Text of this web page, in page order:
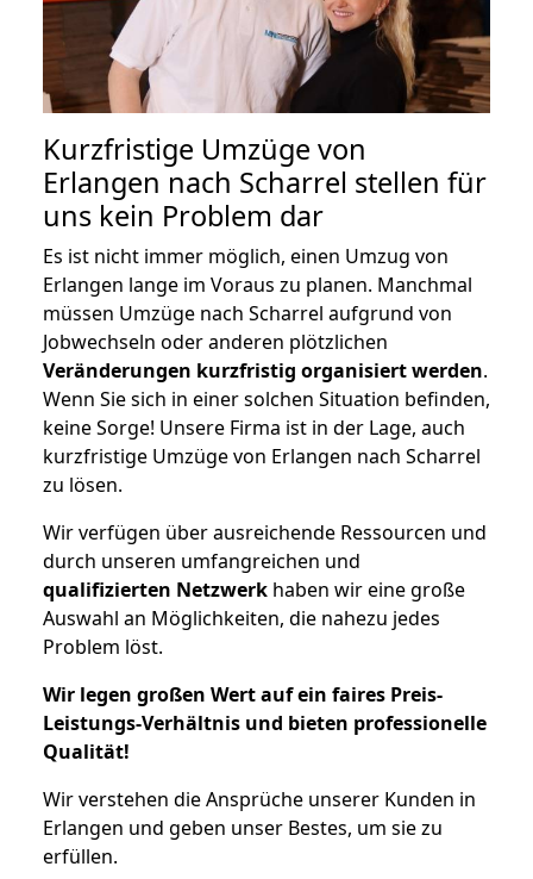
Kurzfristige Umzüge von
Erlangen nach Scharrel stellen für
uns kein Problem dar
Es ist nicht immer möglich, einen Umzug von
Erlangen lange im Voraus zu planen. Manchmal
müssen Umzüge nach Scharrel aufgrund von
Jobwechseln oder anderen plötzlichen
Veränderungen kurzfristig organisiert werden.
Wenn Sie sich in einer solchen Situation befinden,
keine Sorge! Unsere Firma ist in der Lage, auch
kurzfristige Umzüge von Erlangen nach Scharrel
zu lösen.
Wir verfügen über ausreichende Ressourcen und
durch unseren umfangreichen und
qualifizierten Netzwerk haben wir eine große
Auswahl an Möglichkeiten, die nahezu jedes
Problem löst.
Wir legen großen Wert auf ein faires Preis-
Leistungs-Verhältnis und bieten professionelle
Qualität!
Wir verstehen die Ansprüche unserer Kunden in
Erlangen und geben unser Bestes, um sie zu
erfüllen.